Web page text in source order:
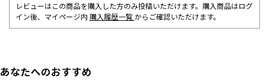
レビューはこの商品を購入した方のみ投稿いただけます。購入商品はログ
イン後、マイページ内 購入履歴一覧 からご確認いただけます。
あなたへのおすすめ